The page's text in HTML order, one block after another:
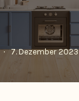
7. Dezember 2023